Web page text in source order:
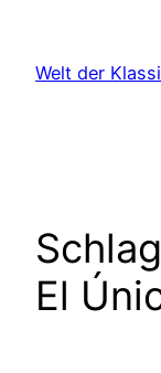
springen
Welt der
El